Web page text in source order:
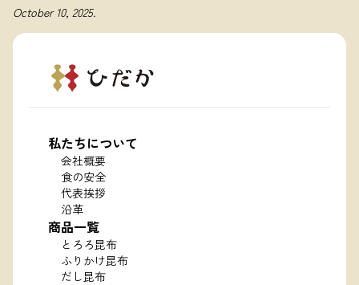
October 10, 2025.
私たちについて
会社概要
食の安全
代表挨拶
沿革
商品一覧
とろろ昆布
ふりかけ昆布
だし昆布